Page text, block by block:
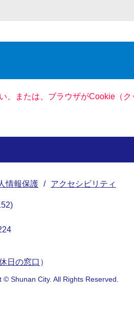
または、ブラウザがCookie（
情報保護 アクセシビリティ
日の窓口 ）
© Shunan City. All Rights Reserved.